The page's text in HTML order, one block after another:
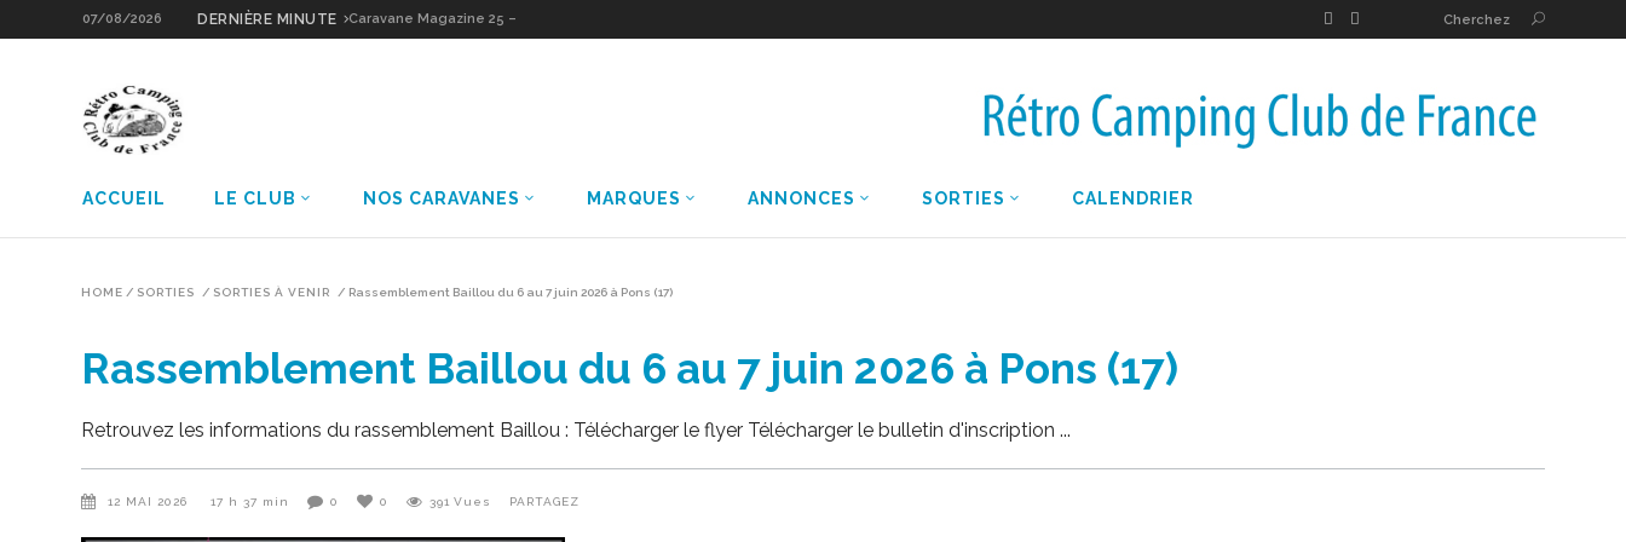
07/08/2026 DERNIÈRE MINUTE Caravane Magazine 25 – Cherchez
ACCUEIL LE CLUB NOS CARAVANES MARQUES ANNONCES SORTIES CALENDRIER
HOME / SORTIES / SORTIES À VENIR / Rassemblement Baillou du 6 au 7 juin 2026 à Pons (17)
Rassemblement Baillou du 6 au 7 juin 2026 à Pons (17)
Retrouvez les informations du rassemblement Baillou : Télécharger le flyer Télécharger le bulletin d'inscription
12 MAI 2026 17 h 37 min 0 0 391 Vues PARTAGEZ